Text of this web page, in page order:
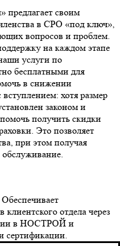
предлагает своим
в СРО «под ключ»,
вопросов и проблем.
на каждом этапе
услуги по
бесплатными для
в снижении
хотя размер
законом и
получить скидки
Это позволяет
при этом получая
Обеспечивает
клиентского отдела через
в НОСТРОЙ и